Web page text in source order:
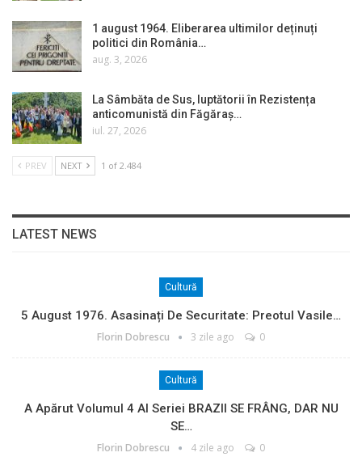
1 august 1964. Eliberarea ultimilor deținuți
politici din România…
aug. 3, 2026
La Sâmbăta de Sus, luptătorii în Rezistența
anticomunistă din Făgăraș…
iul. 27, 2026
PREV NEXT 1 of 2.484
LATEST NEWS
Cultură
5 August 1976. Asasinați De Securitate: Preotul Vasile…
Florin Dobrescu 3 zile ago 0
Cultură
A Apărut Volumul 4 Al Seriei BRAZII SE FRÂNG, DAR NU
SE…
Florin Dobrescu 4 zile ago 0